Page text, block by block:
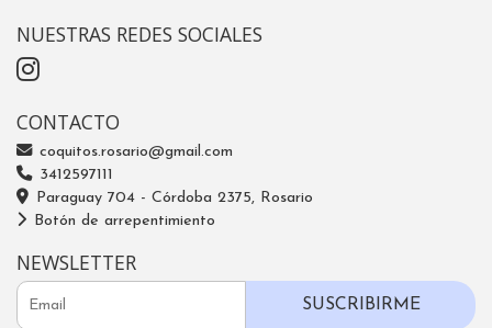
NUESTRAS REDES SOCIALES
CONTACTO
coquitos.rosario@gmail.com
3412597111
Paraguay 704 - Córdoba 2375, Rosario
Botón de arrepentimiento
NEWSLETTER
SUSCRIBIRME